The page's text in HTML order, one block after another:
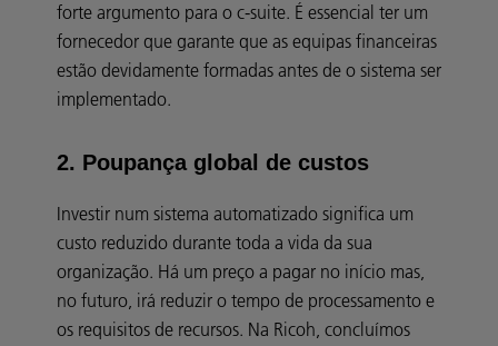
forte argumento para o c-suite. É essencial ter um
fornecedor que garante que as equipas financeiras
estão devidamente formadas antes de o sistema ser
implementado.
2. Poupança global de custos
Investir num sistema automatizado significa um
custo reduzido durante toda a vida da sua
organização. Há um preço a pagar no início mas,
no futuro, irá reduzir o tempo de processamento e
os requisitos de recursos. Na Ricoh, concluímos